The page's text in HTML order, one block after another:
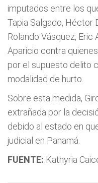
imputados entre los
Tapia Salgado, Héctor
Rolando Vásquez,
Aparicio contra
por el supuesto delito
modalidad de hurto.
Sobre esta medida,
extrañada por la
debido al estado en
judicial en Panamá.
FUENTE: Kathyria